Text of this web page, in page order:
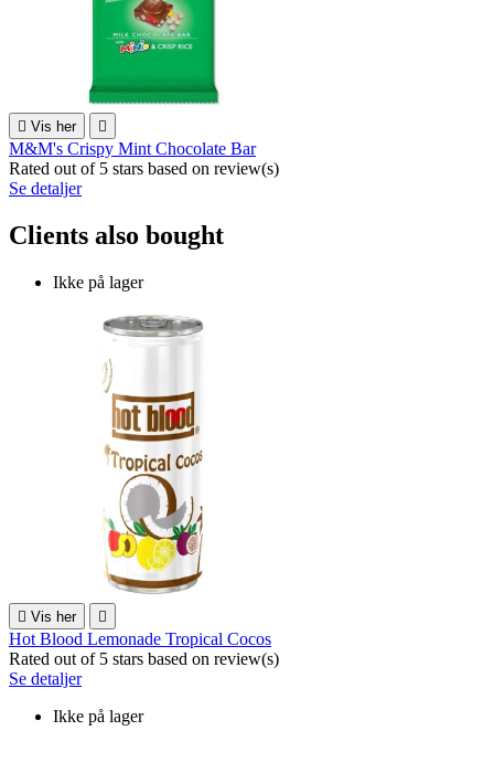
 Vis her 
M&M's Crispy Mint Chocolate Bar
Rated out of 5 stars based on review(s)
Se detaljer
Clients also bought
Ikke på lager
 Vis her 
Hot Blood Lemonade Tropical Cocos
Rated out of 5 stars based on review(s)
Se detaljer
Ikke på lager